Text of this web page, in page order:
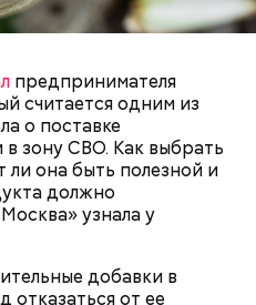
предпринимателя
считается одним из
о поставке
зону СВО. Как выбрать
она быть полезной и
должно
узнала у
добавки в
от ее